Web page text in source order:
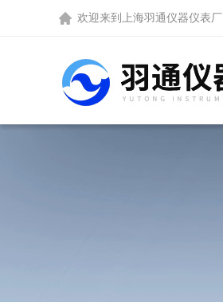
欢迎来到 上海羽通仪器仪表厂